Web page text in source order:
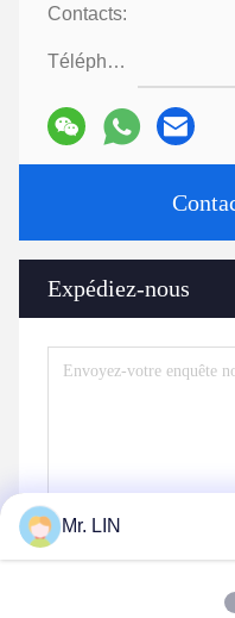
Contacts:
Téléphone:
Expédiez-nous
Mr. LIN